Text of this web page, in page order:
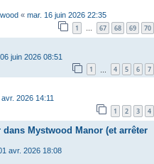
« mar. 16 juin 2026 22:35
1 … 67 68 69 70
juin 2026 08:51
1 4 5 6 7
2026 14:11
1 2 3 4
Mystwood Manor (et arrêter
avr. 2026 18:08